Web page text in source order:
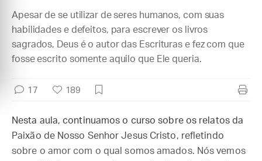
Apesar de se utilizar de seres humanos, com suas
habilidades e defeitos, para escrever os livros
sagrados, Deus é o autor das Escrituras e fez com que
fosse escrito somente aquilo que Ele queria.
17 189
Nesta aula, continuamos o curso sobre os relatos da
Paixão de Nosso Senhor Jesus Cristo, refletindo
sobre o amor com o qual somos amados. Nós vemos